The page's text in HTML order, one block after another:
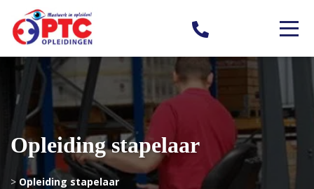
Opleiding stapelaar
> Opleiding stapelaar